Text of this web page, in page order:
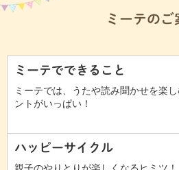
ミーテのご
ミーテでできること
ミーテでは、うたや読み聞かせを楽
ントがいっぱい！
ハッピーサイクル